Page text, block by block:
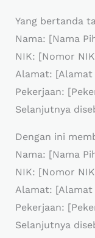
Yang bertanda
Nama: [Nama
NIK: [Nomor
Alamat: [Alamat
Pekerjaan:
Selanjutnya
Dengan ini
Nama: [Nama
NIK: [Nomor
Alamat: [Alamat
Pekerjaan:
Selanjutnya